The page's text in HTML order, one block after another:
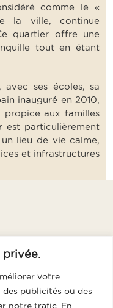
votre
publicités ou des
notre trafic. En
comme le «
la ville, continue
quartier offre une
tout en étant
ses écoles, sa
inauguré en 2010,
aux familles
est particulièrement
lieu de vie calme,
et infrastructures